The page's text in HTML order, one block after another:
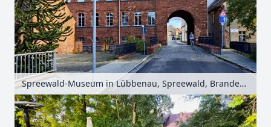
Spreewald-Museum in Lübbenau, Spreewald, Brandenburg, Deutschland